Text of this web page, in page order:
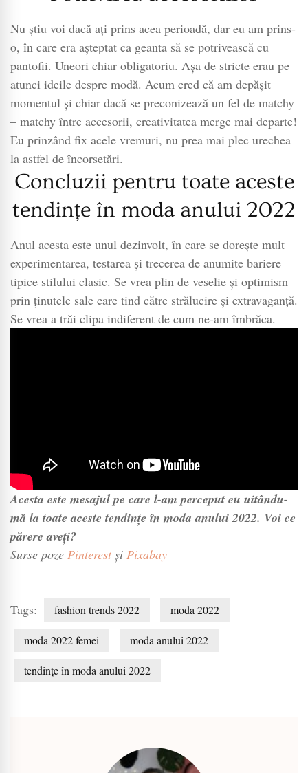
Nu știu voi dacă ați prins acea perioadă, dar eu am prins-
o, în care era așteptat ca geanta să se potrivească cu
pantofii. Uneori chiar obligatoriu. Așa de stricte erau pe
atunci ideile despre modă. Acum cred că am depășit
momentul și chiar dacă se preconizează un fel de matchy
– matchy între accesorii, creativitatea merge mai departe!
Eu prinzând fix acele vremuri, nu prea mai plec urechea
la astfel de încorsetări.
Concluzii pentru toate aceste
tendințe în moda anului 2022
Anul acesta este unul dezinvolt, în care se dorește mult
experimentarea, testarea și trecerea de anumite bariere
tipice stilului clasic. Se vrea plin de veselie și optimism
prin ținutele sale care tind către strălucire și extravaganță.
Se vrea a trăi clipa indiferent de cum ne-am îmbrăca.
Acesta este mesajul pe care l-am perceput eu uitându-
mă la toate aceste tendințe în moda anului 2022. Voi ce
părere aveți?
Surse poze Pinterest și Pixabay
Tags: fashion trends 2022 moda 2022
moda 2022 femei moda anului 2022
tendințe în moda anului 2022